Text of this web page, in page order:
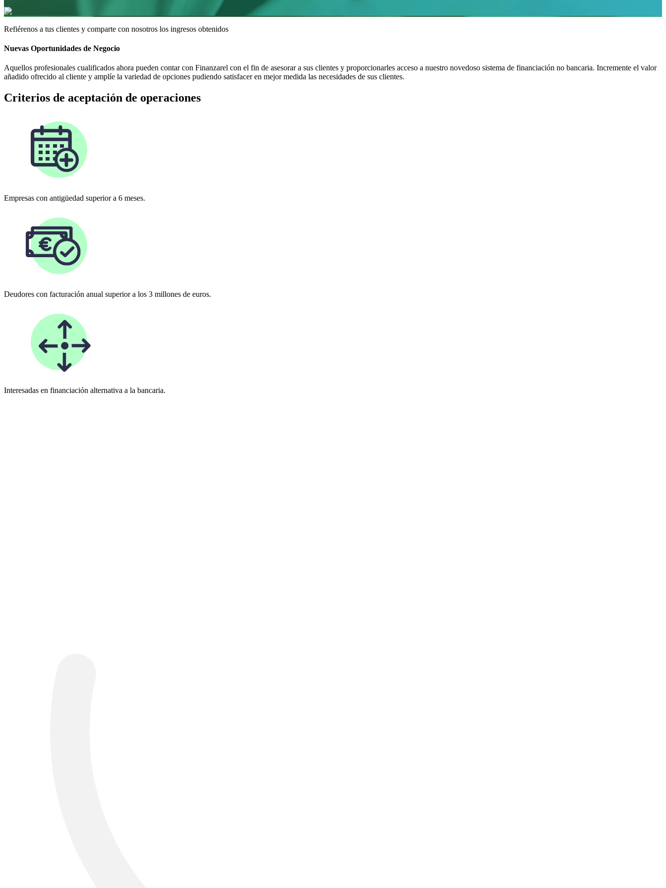
Refiérenos a tus clientes y comparte con nosotros los ingresos obtenidos
Nuevas Oportunidades de Negocio
Aquellos profesionales cualificados ahora pueden contar con Finanzarel con el fin de asesorar a sus clientes y proporcionarles acceso a nuestro novedoso sistema de financiación no bancaria. Incremente el valor
añadido ofrecido al cliente y amplíe la variedad de opciones pudiendo satisfacer en mejor medida las necesidades de sus clientes.
Criterios de aceptación de operaciones
Empresas con antigüedad superior a 6 meses.
Deudores con facturación anual superior a los 3 millones de euros.
Interesadas en financiación alternativa a la bancaria.